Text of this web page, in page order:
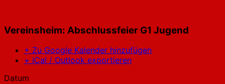
Vereinsheim: Abschlussfeier G1 Jugend
+ Zu Google Kalender hinzufügen
+ iCal / Outlook exportieren
Datum